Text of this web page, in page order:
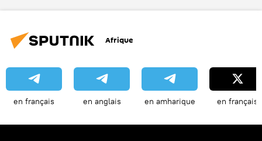
Afrique
en français en anglais en amharique en français